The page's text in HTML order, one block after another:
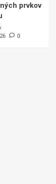
prvkov
0